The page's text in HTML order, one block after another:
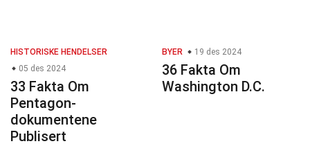
HISTORISKE HENDELSER
05 des 2024
33 Fakta Om
Pentagon-
dokumentene
Publisert
BYER 19 des 2024
36 Fakta Om
Washington D.C.